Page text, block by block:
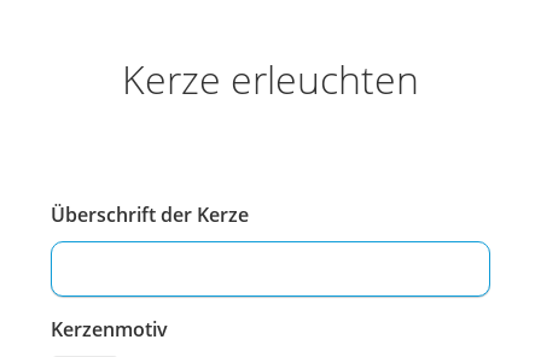
Kerze erleuchten
Überschrift der Kerze
Kerzenmotiv